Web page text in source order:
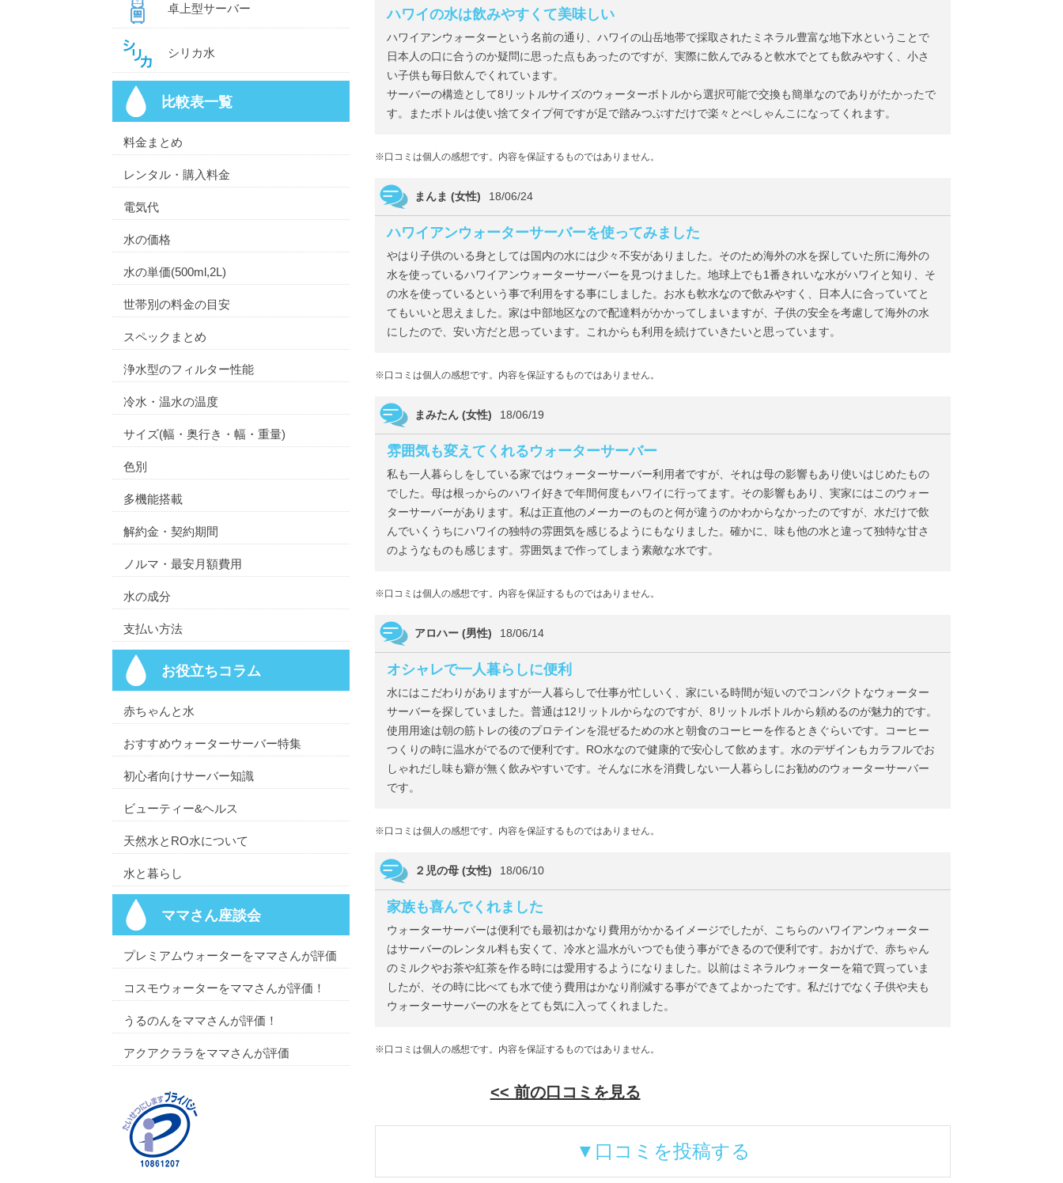
ハワイの水は飲みやすくて美味しい
ハワイアンウォーターという名前の通り、ハワイの山岳地帯で採取されたミネラル豊富な地下水ということで
日本人の口に合うのか疑問に思った点もあったのですが、実際に飲んでみると軟水でとても飲みやすく、小さ
い子供も毎日飲んでくれています。
サーバーの構造として8リットルサイズのウォーターボトルから選択可能で交換も簡単なのでありがたかったで
す。またボトルは使い捨てタイプ何ですが足で踏みつぶすだけで楽々とぺしゃんこになってくれます。
※口コミは個人の感想です。内容を保証するものではありません。
まんま (女性) 18/06/24
ハワイアンウォーターサーバーを使ってみました
やはり子供のいる身としては国内の水には少々不安がありました。そのため海外の水を探していた所に海外の
水を使っているハワイアンウォーターサーバーを見つけました。地球上でも1番きれいな水がハワイと知り、そ
の水を使っているという事で利用をする事にしました。お水も軟水なので飲みやすく、日本人に合っていてと
てもいいと思えました。家は中部地区なので配達料がかかってしまいますが、子供の安全を考慮して海外の水
にしたので、安い方だと思っています。これからも利用を続けていきたいと思っています。
※口コミは個人の感想です。内容を保証するものではありません。
まみたん (女性) 18/06/19
雰囲気も変えてくれるウォーターサーバー
私も一人暮らしをしている家ではウォーターサーバー利用者ですが、それは母の影響もあり使いはじめたもの
でした。母は根っからのハワイ好きで年間何度もハワイに行ってます。その影響もあり、実家にはこのウォー
ターサーバーがあります。私は正直他のメーカーのものと何が違うのかわからなかったのですが、水だけで飲
んでいくうちにハワイの独特の雰囲気を感じるようにもなりました。確かに、味も他の水と違って独特な甘さ
のようなものも感じます。雰囲気まで作ってしまう素敵な水です。
※口コミは個人の感想です。内容を保証するものではありません。
アロハー (男性) 18/06/14
オシャレで一人暮らしに便利
水にはこだわりがありますが一人暮らしで仕事が忙しいく、家にいる時間が短いのでコンパクトなウォーター
サーバーを探していました。普通は12リットルからなのですが、8リットルボトルから頼めるのが魅力的です。
使用用途は朝の筋トレの後のプロテインを混ぜるための水と朝食のコーヒーを作るときぐらいです。コーヒー
つくりの時に温水がでるので便利です。RO水なので健康的で安心して飲めます。水のデザインもカラフルでお
しゃれだし味も癖が無く飲みやすいです。そんなに水を消費しない一人暮らしにお勧めのウォーターサーバー
です。
※口コミは個人の感想です。内容を保証するものではありません。
２児の母 (女性) 18/06/10
家族も喜んでくれました
ウォーターサーバーは便利でも最初はかなり費用がかかるイメージでしたが、こちらのハワイアンウォーター
はサーバーのレンタル料も安くて、冷水と温水がいつでも使う事ができるので便利です。おかげで、赤ちゃん
のミルクやお茶や紅茶を作る時には愛用するようになりました。以前はミネラルウォーターを箱で買っていま
したが、その時に比べても水で使う費用はかなり削減する事ができてよかったです。私だけでなく子供や夫も
ウォーターサーバーの水をとても気に入ってくれました。
※口コミは個人の感想です。内容を保証するものではありません。
<< 前の口コミを見る
▼口コミを投稿する
卓上型サーバー
シリカ水
比較表一覧
料金まとめ
レンタル・購入料金
電気代
水の価格
水の単価(500ml,2L)
世帯別の料金の目安
スペックまとめ
浄水型のフィルター性能
冷水・温水の温度
サイズ(幅・奥行き・幅・重量)
色別
多機能搭載
解約金・契約期間
ノルマ・最安月額費用
水の成分
支払い方法
お役立ちコラム
赤ちゃんと水
おすすめウォーターサーバー特集
初心者向けサーバー知識
ビューティー&ヘルス
天然水とRO水について
水と暮らし
ママさん座談会
プレミアムウォーターをママさんが評価
コスモウォーターをママさんが評価！
うるのんをママさんが評価！
アクアクララをママさんが評価